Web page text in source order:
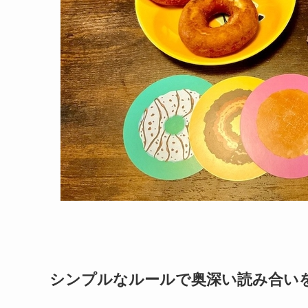
シンプルなルールで奥深い読み合い